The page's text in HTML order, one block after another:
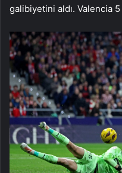
galibiyetini aldı. Valencia